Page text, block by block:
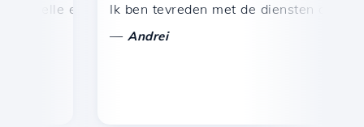
en efficiënte technische ondersteuning.
Ik ben tevreden met de diensten die door
Andrei